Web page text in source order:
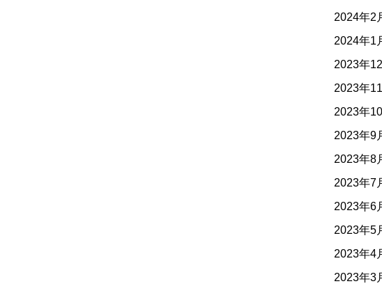
2024年2
2024年1
2023年
2023年
2023年
2023年9
2023年8
2023年7
2023年6
2023年5
2023年4
2023年3